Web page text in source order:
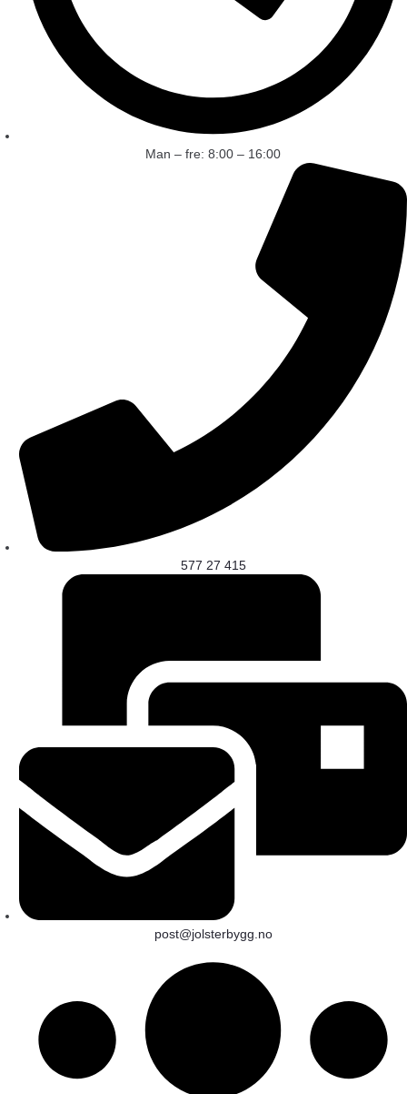
Man – fre: 8:00 – 16:00
577 27 415
post@jolsterbygg.no